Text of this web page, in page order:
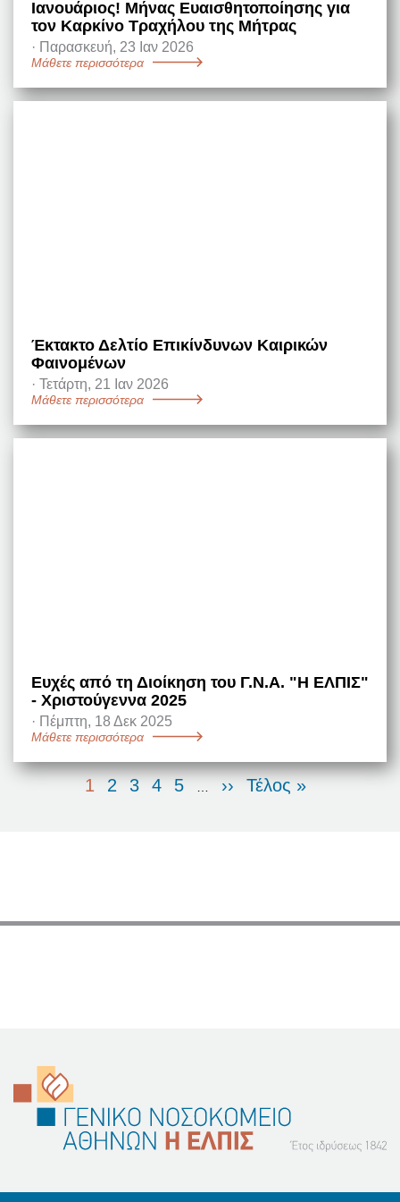
Ιανουάριος! Μήνας Ευαισθητοποίησης για
τον Καρκίνο Τραχήλου της Μήτρας
· Παρασκευή, 23 Ιαν 2026
Μάθετε περισσότερα
Έκτακτο Δελτίο Επικίνδυνων Καιρικών
Φαινομένων
· Τετάρτη, 21 Ιαν 2026
Μάθετε περισσότερα
Ευχές από τη Διοίκηση του Γ.Ν.Α. "Η ΕΛΠΙΣ"
- Χριστούγεννα 2025
· Πέμπτη, 18 Δεκ 2025
Μάθετε περισσότερα
ΣελιδοποίησηΤρέχουσα
1 Σελίδα
2 Σελίδα
3 Σελίδα
4 Σελίδα
5
Next
››
Last
Τέλος »